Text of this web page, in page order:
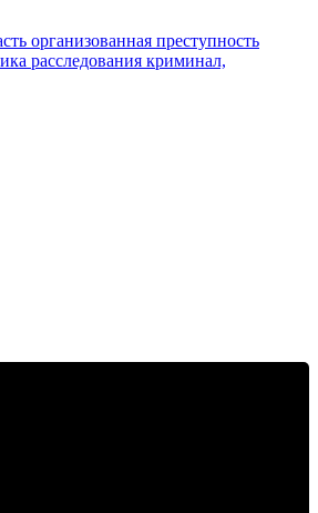
организованная преступность
расследования криминал,